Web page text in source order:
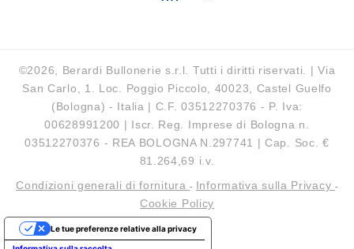
©2026, Berardi Bullonerie s.r.l. Tutti i diritti riservati. | Via
San Carlo, 1. Loc. Poggio Piccolo, 40023, Castel Guelfo
(Bologna) - Italia | C.F. 03512270376 - P. Iva:
00628991200 | Iscr. Reg. Imprese di Bologna n.
03512270376 - REA BOLOGNA N.297741 | Cap. Soc. €
81.264,69 i.v.
Condizioni generali di fornitura- Informativa sulla Privacy -
Cookie Policy
Le tue preferenze relative alla privacy